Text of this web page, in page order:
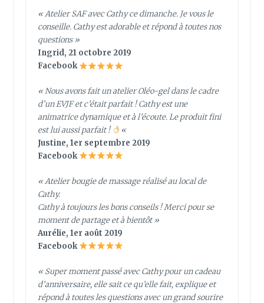
« Atelier SAF avec Cathy ce dimanche. Je vous le
conseille. Cathy est adorable et répond à toutes nos
questions »
Ingrid, 21 octobre 2019
Facebook
« Nous avons fait un atelier Oléo-gel dans le cadre
d’un EVJF et c’était parfait ! Cathy est une
animatrice dynamique et à l’écoute. Le produit fini
est lui aussi parfait !
«
Justine, 1er septembre 2019
Facebook
« Atelier bougie de massage réalisé au local de
Cathy.
Cathy à toujours les bons conseils ! Merci pour se
moment de partage et à bientôt »
Aurélie, 1er août 2019
Facebook
« Super moment passé avec Cathy pour un cadeau
d’anniversaire, elle sait ce qu’elle fait, explique et
répond à toutes les questions avec un grand sourire